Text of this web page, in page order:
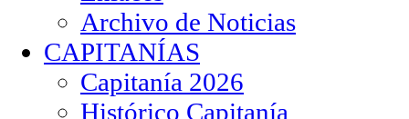
Archivo de Noticias
CAPITANÍAS
Capitanía 2026
Histórico Capitanía